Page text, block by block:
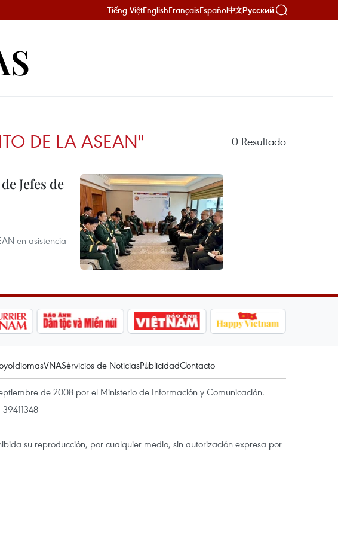
Tiếng ViệtEnglishFrançaisEspañol中文Русский
DE LA ASEAN" 0 Resultado
Jefes de
en asistencia
IdiomasVNAServicios de NoticiasPublicidadContacto
de 2008 por el Ministerio de Información y Comunicación.
su reproducción, por cualquier medio, sin autorización expresa por